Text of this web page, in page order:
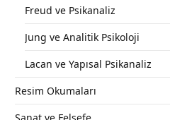
Freud ve Psikanaliz
Jung ve Analitik Psikoloji
Lacan ve Yapısal Psikanaliz
Resim Okumaları